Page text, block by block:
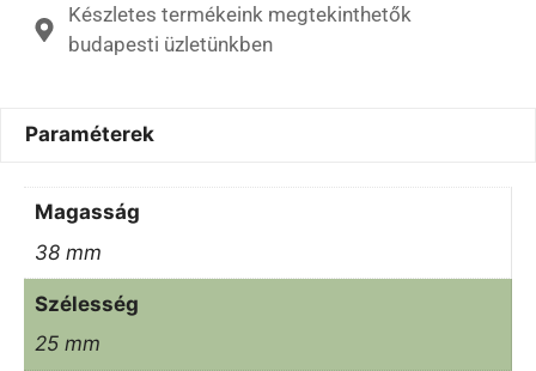
Készletes termékeink megtekinthetők
budapesti üzletünkben
Paraméterek
Magasság
38 mm
Szélesség
25 mm